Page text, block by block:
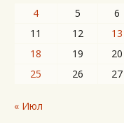
4
5 6
11
12 13
18
19 20
25
26 27
« Июл